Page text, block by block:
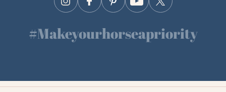
Facebook Twitter
YouTube
Pinterest
Instagram
#Makeyourhorseapriority